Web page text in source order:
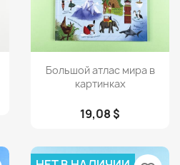
Просмотр
Большой атлас мира в
картинках
19,08 $